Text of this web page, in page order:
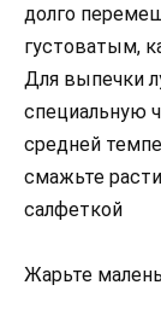
долго
густоватым,
Для выпечки
специальную
средней
смажьте
салфеткой
Жарьте